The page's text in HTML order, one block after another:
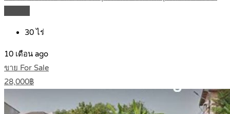
30 ไร่
10 เดือน ago
ขาย For Sale
28,000฿